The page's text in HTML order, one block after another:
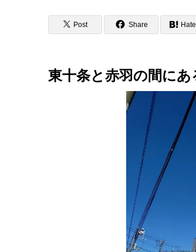
Post Share
東十条と赤羽の間に